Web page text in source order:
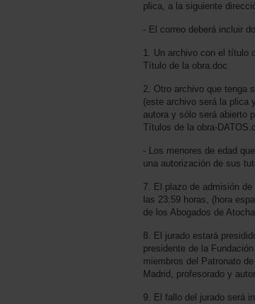
plica, a la siguiente
- El correo deberá incluir
1. Un archivo con el título
Título de la obra.doc
2. Otro archivo que tenga
(este archivo será la plica
autora y sólo será abierto
Títulos de la obra-
- Los menores de edad
una autorización de sus
7. El plazo de admisión
las 23:59 horas, (hora
de los Abogados de
8. El jurado estará
presidente de la
miembros del Patronato
Madrid, profesorado y
9. El fallo del jurado será